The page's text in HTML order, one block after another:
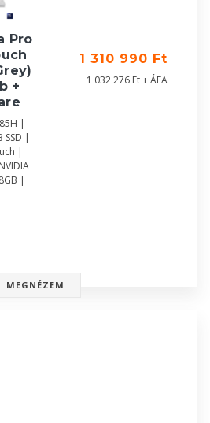
Pro
+
|
SSD |
|
|
1 310 990 Ft
1 032 276 Ft + ÁFA
MEGNÉZEM